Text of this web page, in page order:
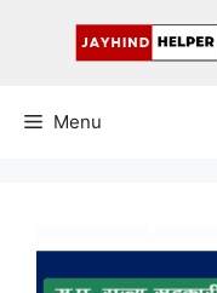
Menu